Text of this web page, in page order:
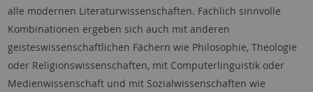
alle modernen Literaturwissenschaften. Fachlich sinnvolle
Kombinationen ergeben sich auch mit anderen
geisteswissenschaftlichen Fächern wie Philosophie, Theologie
oder Religionswissenschaften, mit Computerlinguistik oder
Medienwissenschaft und mit Sozialwissenschaften wie